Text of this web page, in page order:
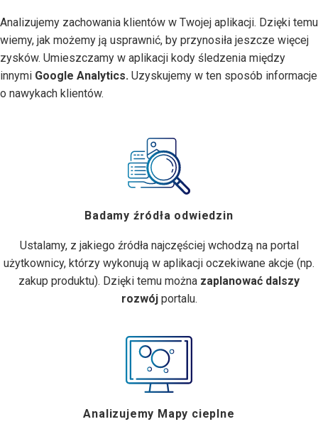
Analizujemy zachowania klientów w Twojej aplikacji. Dzięki temu
wiemy, jak możemy ją usprawnić, by przynosiła jeszcze więcej
zysków. Umieszczamy w aplikacji kody śledzenia między
innymi Google Analytics. Uzyskujemy w ten sposób informacje
o nawykach klientów.
Badamy źródła odwiedzin
Ustalamy, z jakiego źródła najczęściej wchodzą na portal
użytkownicy, którzy wykonują w aplikacji oczekiwane akcje (np.
zakup produktu). Dzięki temu można zaplanować dalszy
rozwójportalu.
Analizujemy Mapy cieplne